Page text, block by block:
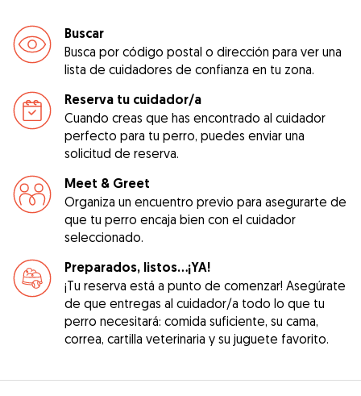
Buscar
Busca por código postal o dirección para ver una
lista de cuidadores de confianza en tu zona.
Reserva tu cuidador/a
Cuando creas que has encontrado al cuidador
perfecto para tu perro, puedes enviar una
solicitud de reserva.
Meet & Greet
Organiza un encuentro previo para asegurarte de
que tu perro encaja bien con el cuidador
seleccionado.
Preparados, listos...¡YA!
¡Tu reserva está a punto de comenzar! Asegúrate
de que entregas al cuidador/a todo lo que tu
perro necesitará: comida suficiente, su cama,
correa, cartilla veterinaria y su juguete favorito.